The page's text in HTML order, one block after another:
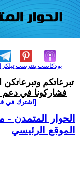
بنترست بودكاست
تبرعاتكم وتبرعاتكن
فشاركونا في دعم
[اشترك في
الحوار المتمدن -
الموقع الرئيسي